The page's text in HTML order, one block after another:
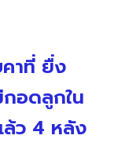
าที่ ยื่ง
อดลูกใน
ล้ว 4 หลัง